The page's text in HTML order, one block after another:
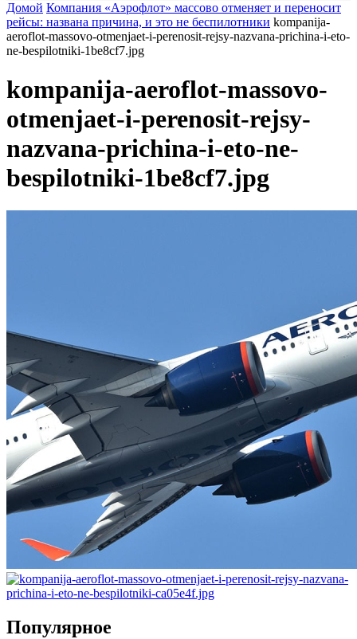
Домой Компания «Аэрофлот» массово отменяет и переносит
рейсы: названа причина, и это не беспилотники kompanija-
aeroflot-massovo-otmenjaet-i-perenosit-rejsy-nazvana-prichina-i-eto-
ne-bespilotniki-1be8cf7.jpg
kompanija-aeroflot-massovo-
otmenjaet-i-perenosit-rejsy-
nazvana-prichina-i-eto-ne-
bespilotniki-1be8cf7.jpg
Популярное